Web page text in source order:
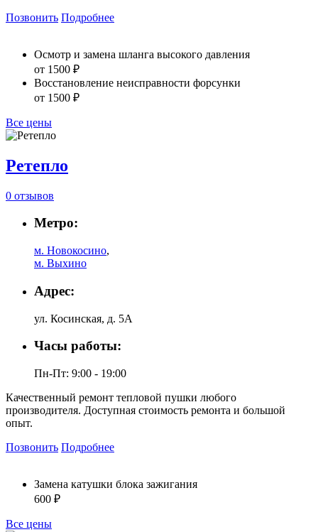
Позвонить Подробнее
Осмотр и замена шланга высокого давления
от 1500 ₽
Восстановление неисправности форсунки
от 1500 ₽
Все цены
Ретепло
0 отзывов
Метро:
м. Новокосино,
м. Выхино
Адрес:
ул. Косинская, д. 5А
Часы работы:
Пн-Пт: 9:00 - 19:00
Качественный ремонт тепловой пушки любого
производителя. Доступная стоимость ремонта и большой
опыт.
Позвонить Подробнее
Замена катушки блока зажигания
600 ₽
Все цены